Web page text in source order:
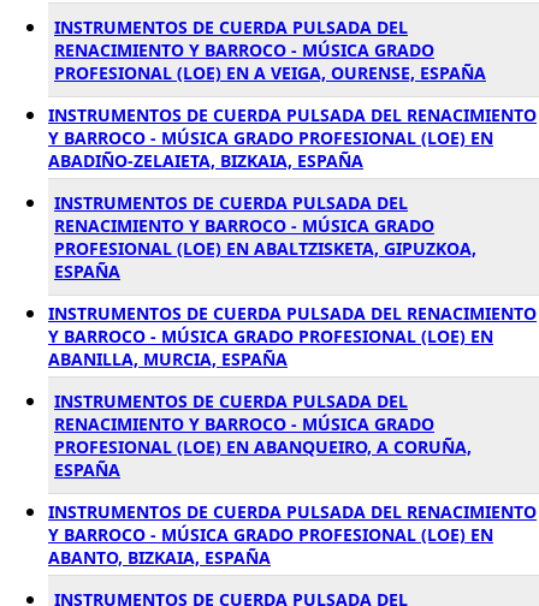
INSTRUMENTOS DE CUERDA PULSADA DEL
RENACIMIENTO Y BARROCO - MÚSICA GRADO
PROFESIONAL (LOE) EN A VEIGA, OURENSE, ESPAÑA
INSTRUMENTOS DE CUERDA PULSADA DEL RENACIMIENTO
Y BARROCO - MÚSICA GRADO PROFESIONAL (LOE) EN
ABADIÑO-ZELAIETA, BIZKAIA, ESPAÑA
INSTRUMENTOS DE CUERDA PULSADA DEL
RENACIMIENTO Y BARROCO - MÚSICA GRADO
PROFESIONAL (LOE) EN ABALTZISKETA, GIPUZKOA,
ESPAÑA
INSTRUMENTOS DE CUERDA PULSADA DEL RENACIMIENTO
Y BARROCO - MÚSICA GRADO PROFESIONAL (LOE) EN
ABANILLA, MURCIA, ESPAÑA
INSTRUMENTOS DE CUERDA PULSADA DEL
RENACIMIENTO Y BARROCO - MÚSICA GRADO
PROFESIONAL (LOE) EN ABANQUEIRO, A CORUÑA,
ESPAÑA
INSTRUMENTOS DE CUERDA PULSADA DEL RENACIMIENTO
Y BARROCO - MÚSICA GRADO PROFESIONAL (LOE) EN
ABANTO, BIZKAIA, ESPAÑA
INSTRUMENTOS DE CUERDA PULSADA DEL